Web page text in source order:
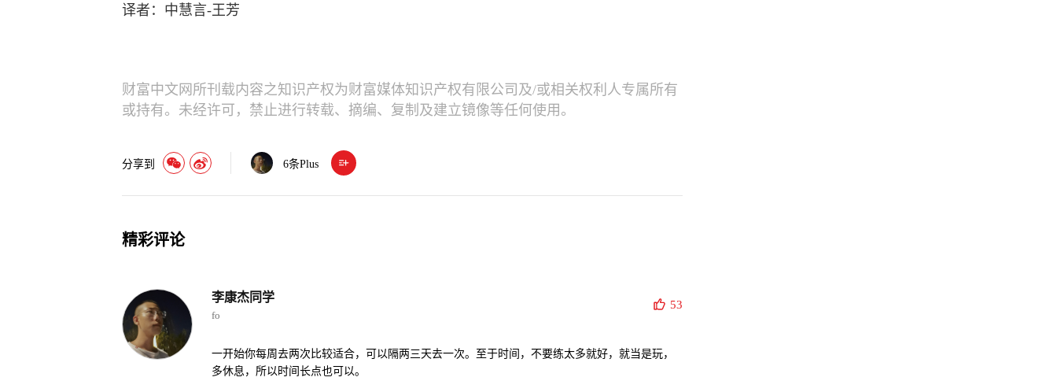
译者：中慧言-王芳
财富中文网所刊载内容之知识产权为财富媒体知识产权有限公司及/或相关权利人专属所有
或持有。未经许可，禁止进行转载、摘编、复制及建立镜像等任何使用。
分享到 6条Plus
精彩评论
李康杰同学
fo
53
一开始你每周去两次比较适合，可以隔两三天去一次。至于时间，不要练太多就好，就当是玩，
多休息，所以时间长点也可以。